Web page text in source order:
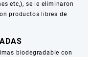
etc,), se le eliminaron
productos libres de
biodegradable con